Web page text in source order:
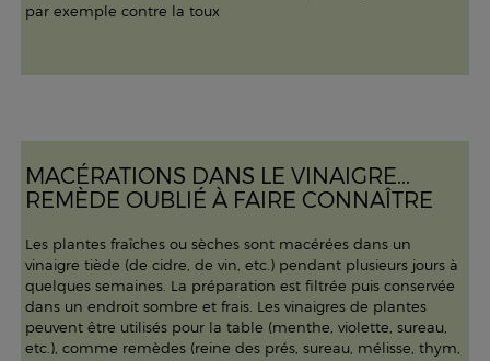
par exemple contre la toux
MACÉRATIONS DANS LE VINAIGRE...
REMÈDE OUBLIÉ À FAIRE CONNAÎTRE
Les plantes fraîches ou sèches sont macérées dans un
vinaigre tiède (de cidre, de vin, etc.) pendant plusieurs jours à
quelques semaines. La préparation est filtrée puis conservée
dans un endroit sombre et frais. Les vinaigres de plantes
peuvent être utilisés pour la table (menthe, violette, sureau,
etc.), comme remèdes (reine des prés, sureau, mélisse, thym,